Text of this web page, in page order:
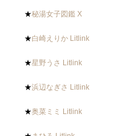
★秘湯女子図鑑 X
★白崎えりか Litlink
★星野うさ Litlink
★浜辺なぎさ Litlink
★奥菜ミミ Litlink